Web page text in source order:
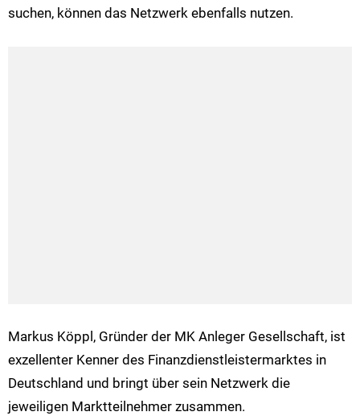
suchen, können das Netzwerk ebenfalls nutzen.
Markus Köppl, Gründer der MK Anleger Gesellschaft, ist
exzellenter Kenner des Finanzdienstleistermarktes in
Deutschland und bringt über sein Netzwerk die
jeweiligen Marktteilnehmer zusammen.